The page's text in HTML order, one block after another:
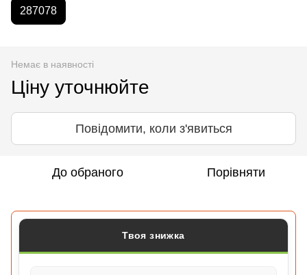
287078
Немає в наявності
Ціну уточнюйте
Повідомити, коли з'явиться
До обраного Порівняти
Твоя знижка